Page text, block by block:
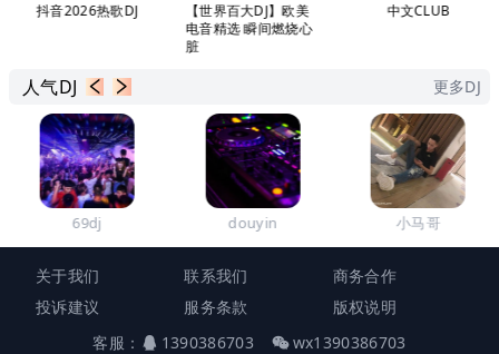
抖音2026热歌DJ
【世界百大DJ】欧美
电音精选 瞬间燃烧心
脏
中文CLUB
人气DJ 更多DJ
69dj douyin 小马哥
关于我们 联系我们
商务合作
投诉建议
服务条款
版权说明
客服：
1390386703 wx1390386703